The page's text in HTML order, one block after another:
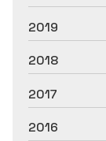
2019
2018
2017
2016